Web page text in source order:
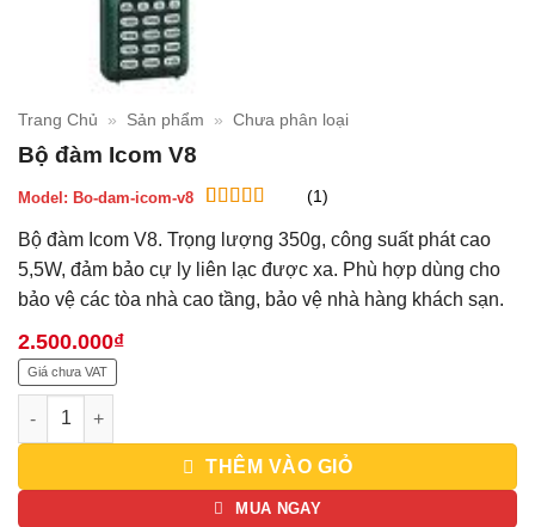
Trang Chủ » Sản phẩm » Chưa phân loại
Bộ đàm Icom V8
Model: Bo-dam-icom-v8
trênđánh
giá
(1)
Bộ đàm Icom V8. Trọng lượng 350g, công suất phát cao
5,5W, đảm bảo cự ly liên lạc được xa. Phù hợp dùng cho
bảo vệ các tòa nhà cao tầng, bảo vệ nhà hàng khách sạn.
2.500.000₫
Giá chưa VAT
Bộ đàm Icom V8 số lượng
THÊM VÀO GIỎ
MUA NGAY